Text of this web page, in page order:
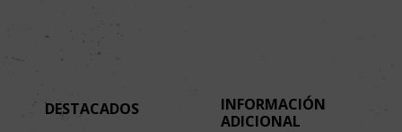
DESTACADOS
INFORMACIÓN
ADICIONAL